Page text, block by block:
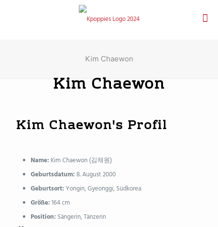
Kim Chaewon
Kim Chaewon
Kim Chaewon's Profil
Name: Kim Chaewon (김채원)
Geburtsdatum:8. August 2000
Geburtsort:Yongin, Gyeonggi, Südkorea
Größe:164 cm
Position: Sängerin, Tänzerin